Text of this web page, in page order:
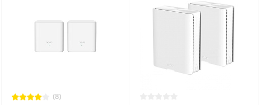
(8)